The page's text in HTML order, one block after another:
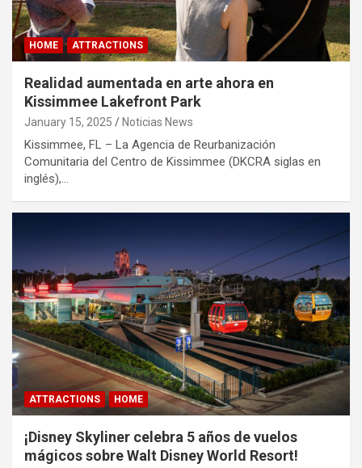
HOME ATTRACTIONS
Realidad aumentada en arte ahora en
Kissimmee Lakefront Park
January 15, 2025 Noticias News
Kissimmee, FL – La Agencia de Reurbanización
Comunitaria del Centro de Kissimmee (DKCRA siglas en
inglés),…
ATTRACTIONS HOME
¡Disney Skyliner celebra 5 años de vuelos
mágicos sobre Walt Disney World Resort!